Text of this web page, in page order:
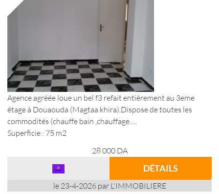
Agence agréée loue un bel f3 refait entièrement au 3eme
étage à Douaouda (Magtaa khira).Dispose de toutes les
commodités (chauffe bain ,chauffage.....
Superficie : 75 m2
28 000 DA
DÉTAILS
le 23-4-2026 par L'IMMOBILIERE